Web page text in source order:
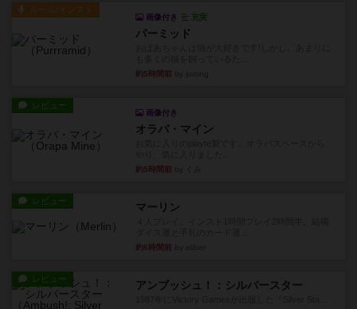
ルール/インスト
画像付き 充実
パーミッド
約5時間前
レビュー
画像付き
オラパ・マイン
約5時間前
レビュー マーリン
約6時間前
レビュー アンブッシュ！：シルバースター